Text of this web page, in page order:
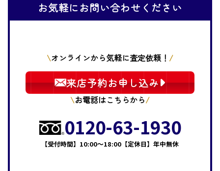
お気軽にお問い合わせください
オンラインから気軽に査定依頼！
来店予約お申し込み
お電話はこちらから
0120-63-1930
【受付時間】10:00～18:00【定休日】年中無休